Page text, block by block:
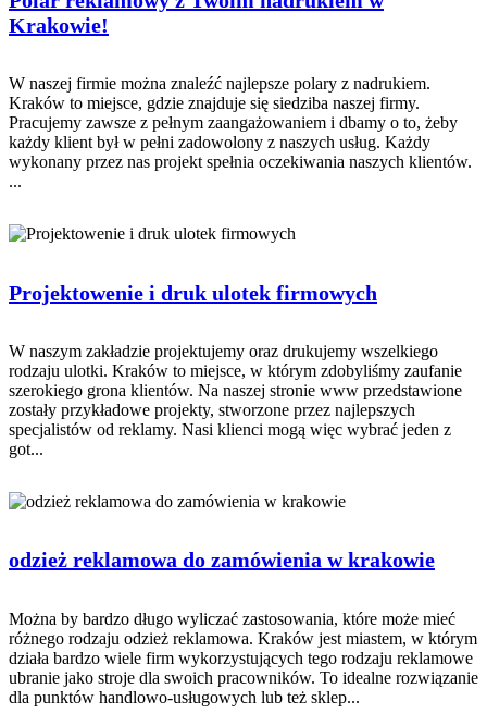
Krakowie!
W naszej firmie można znaleźć najlepsze polary z nadrukiem.
Kraków to miejsce, gdzie znajduje się siedziba naszej firmy.
Pracujemy zawsze z pełnym zaangażowaniem i dbamy o to, żeby
każdy klient był w pełni zadowolony z naszych usług. Każdy
wykonany przez nas projekt spełnia oczekiwania naszych klientów.
...
Projektowenie i druk ulotek firmowych
W naszym zakładzie projektujemy oraz drukujemy wszelkiego
rodzaju ulotki. Kraków to miejsce, w którym zdobyliśmy zaufanie
szerokiego grona klientów. Na naszej stronie www przedstawione
zostały przykładowe projekty, stworzone przez najlepszych
specjalistów od reklamy. Nasi klienci mogą więc wybrać jeden z
got...
odzież reklamowa do zamówienia w krakowie
Można by bardzo długo wyliczać zastosowania, które może mieć
różnego rodzaju odzież reklamowa. Kraków jest miastem, w którym
działa bardzo wiele firm wykorzystujących tego rodzaju reklamowe
ubranie jako stroje dla swoich pracowników. To idealne rozwiązanie
dla punktów handlowo-usługowych lub też sklep...